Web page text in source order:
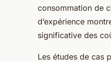
consommation de
d’expérience
significative des
Les études de cas